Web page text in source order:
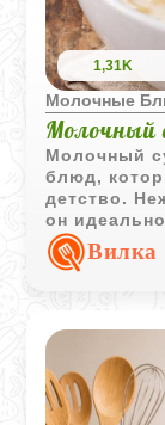
1,31K
Молочные
Молочный
Молочный
блюд,
детство.
он
лёгкого
и
этом
домашним.
Вилка